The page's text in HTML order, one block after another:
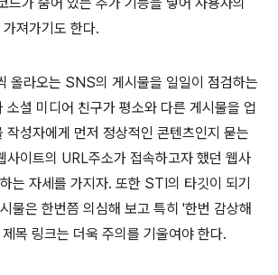
져가기도 한다.
올라오는 SNS의 게시물을 일일이 점검하는
소셜 미디어 친구가 평소와 다른 게시물을 업
작성자에게 먼저 정상적인 콘텐츠인지 묻는
사이트의 URL주소가 접속하고자 했던 웹사
는 자세를 가지자. 또한 STI의 타깃이 되기
물은 한번쯤 의심해 보고 특히 '한번 감상해
목 링크는 더욱 주의를 기울여야 한다.